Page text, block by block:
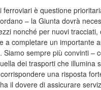
ferroviari è questione
– la Giunta dovrà
nonché per nuovi
a completare un importante
sempre più convinti –
dei trasporti che illumina
una risposta
il dovere di assicurare